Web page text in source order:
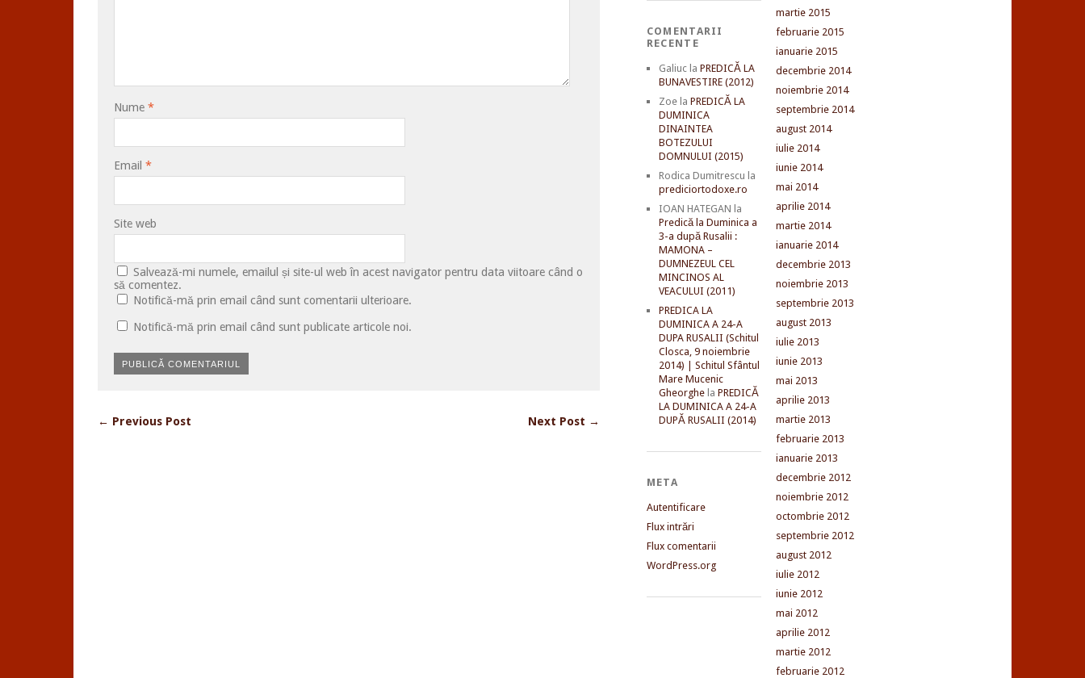
Nume *
Email *
Site web
Salvează-mi numele, emailul și site-ul web în acest navigator pentru data viitoare când o
să comentez.
Notifică-mă prin email când sunt comentarii ulterioare.
Notifică-mă prin email când sunt publicate articole noi.
← Previous Post Next Post →
COMENTARII
RECENTE
Galiucla PREDICĂ LA
BUNAVESTIRE (2012)
Zoela PREDICĂ LA
DUMINICA
DINAINTEA
BOTEZULUI
DOMNULUI (2015)
Rodica Dumitrescu la
prediciortodoxe.ro
IOAN HATEGAN la
Predică la Duminica a
3-a după Rusalii :
MAMONA –
DUMNEZEUL CEL
MINCINOS AL
VEACULUI (2011)
PREDICA LA
DUMINICA A 24-A
DUPA RUSALII (Schitul
Closca, 9 noiembrie
2014) | Schitul Sfântul
Mare Mucenic
Gheorghela PREDICĂ
LA DUMINICA A 24-A
DUPĂ RUSALII (2014)
META
Autentificare
Flux intrări
Flux comentarii
WordPress.org
martie 2015
februarie 2015
ianuarie 2015
decembrie 2014
noiembrie 2014
septembrie 2014
august 2014
iulie 2014
iunie 2014
mai 2014
aprilie 2014
martie 2014
ianuarie 2014
decembrie 2013
noiembrie 2013
septembrie 2013
august 2013
iulie 2013
iunie 2013
mai 2013
aprilie 2013
martie 2013
februarie 2013
ianuarie 2013
decembrie 2012
noiembrie 2012
octombrie 2012
septembrie 2012
august 2012
iulie 2012
iunie 2012
mai 2012
aprilie 2012
martie 2012
februarie 2012